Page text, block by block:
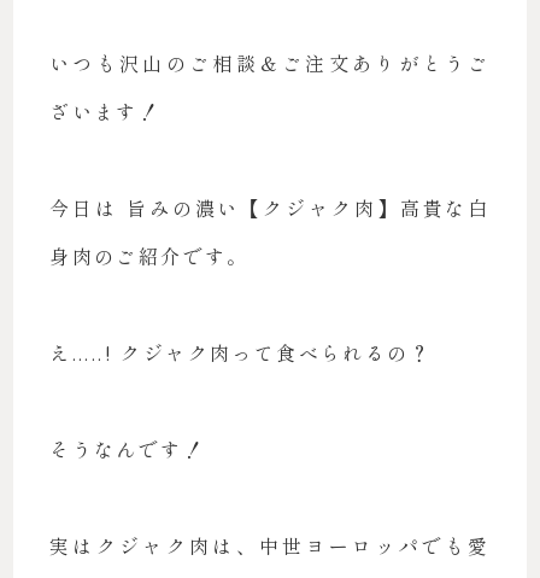
いつも沢山のご相談＆ご注文ありがとうご
ざいます！
今日は 旨みの濃い【クジャク肉】高貴な白
身肉のご紹介です。
え.....! クジャク肉って食べられるの？
そうなんです！
実はクジャク肉は、中世ヨーロッパでも愛